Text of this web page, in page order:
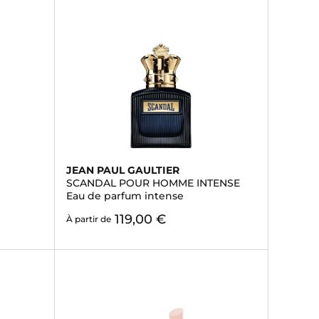
JEAN PAUL GAULTIER
SCANDAL POUR HOMME INTENSE
Eau de parfum intense
À partir de 119,00 €